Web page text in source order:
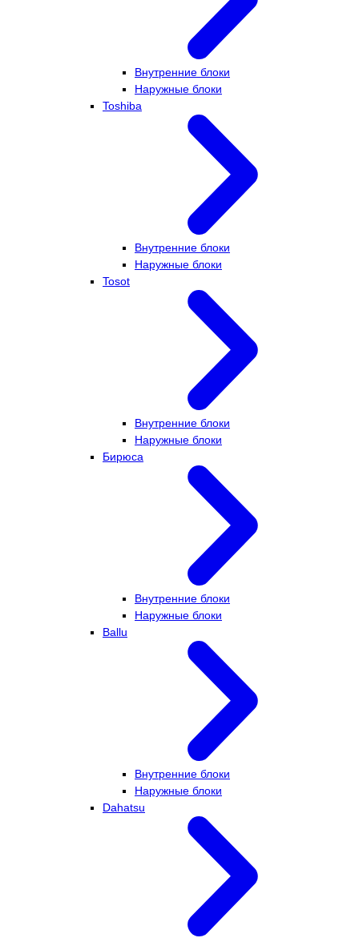
Внутренние блоки
Наружные блоки
Toshiba
Внутренние блоки
Наружные блоки
Tosot
Внутренние блоки
Наружные блоки
Бирюса
Внутренние блоки
Наружные блоки
Ballu
Внутренние блоки
Наружные блоки
Dahatsu